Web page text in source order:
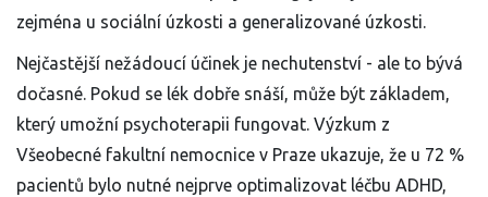
zejména u sociální úzkosti a generalizované úzkosti.
Nejčastější nežádoucí účinek je nechutenství - ale to bývá
dočasné. Pokud se lék dobře snáší, může být základem,
který umožní psychoterapii fungovat. Výzkum z
Všeobecné fakultní nemocnice v Praze ukazuje, že u 72 %
pacientů bylo nutné nejprve optimalizovat léčbu ADHD,